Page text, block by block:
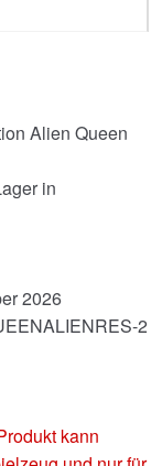
Alien Queen
in
2026
2
kann